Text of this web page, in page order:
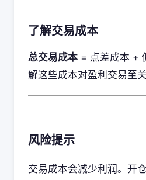
了解交易成本
总交易成本 = 点差成本 +
解这些成本对盈利交易至关
风险提示
交易成本会减少利润。开